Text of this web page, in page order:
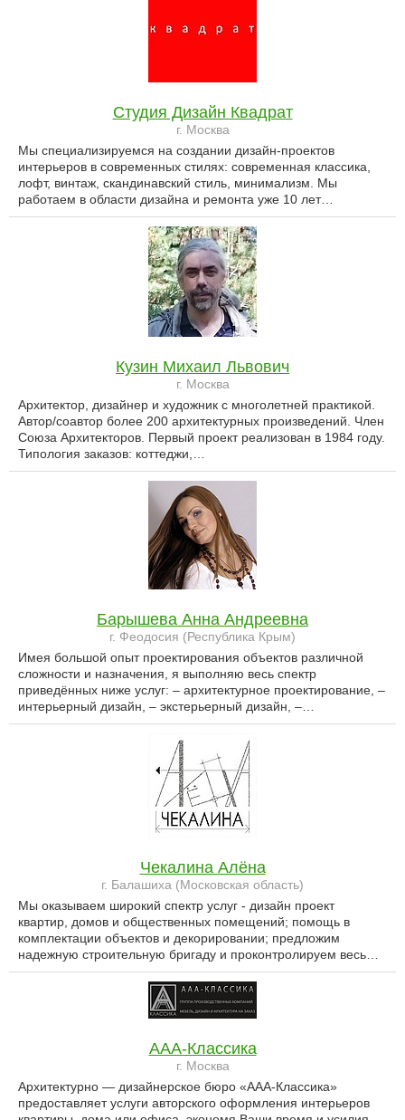
Студия Дизайн Квадрат
г. Москва
Мы специализируемся на создании дизайн-проектов
интерьеров в современных стилях: современная классика,
лофт, винтаж, скандинавский стиль, минимализм. Мы
работаем в области дизайна и ремонта уже 10 лет…
Кузин Михаил Львович
г. Москва
Архитектор, дизайнер и художник с многолетней практикой.
Автор/соавтор более 200 архитектурных произведений. Член
Союза Архитекторов. Первый проект реализован в 1984 году.
Типология заказов: коттеджи,…
Барышева Анна Андреевна
г. Феодосия (Республика Крым)
Имея большой опыт проектирования объектов различной
сложности и назначения, я выполняю весь спектр
приведённых ниже услуг: – архитектурное проектирование, –
интерьерный дизайн, – экстерьерный дизайн, –…
Чекалина Алёна
г. Балашиха (Московская область)
Мы оказываем широкий спектр услуг - дизайн проект
квартир, домов и общественных помещений; помощь в
комплектации объектов и декорировании; предложим
надежную строительную бригаду и проконтролируем весь…
ААА-Классика
г. Москва
Архитектурно — дизайнерское бюро «ААА-Классика»
предоставляет услуги авторского оформления интерьеров